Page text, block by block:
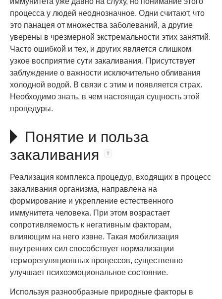
процесса у людей неоднозначное. Одни считают, что
это панацея от множества заболеваний, а другие
уверены в чрезмерной экстремальности этих занятий.
Часто ошибкой и тех, и других является слишком
узкое восприятие сути закаливания. Присутствует
заблуждение о важности исключительно обливания
холодной водой. В связи с этим и появляется страх.
Необходимо знать, в чем настоящая сущность этой
процедуры.
Понятие и польза
закаливания
Реализация комплекса процедур, входящих в процесс
закаливания организма, направлена на
формирование и укрепление естественного
иммунитета человека. При этом возрастает
сопротивляемость к негативным факторам,
влияющим на него извне. Такая мобилизация
внутренних сил способствует нормализации
терморегуляционных процессов, существенно
улучшает психоэмоциональное состояние.
Используя разнообразные природные факторы в